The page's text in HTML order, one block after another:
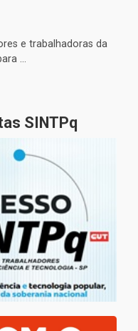
e trabalhadoras da
...
SINTPq